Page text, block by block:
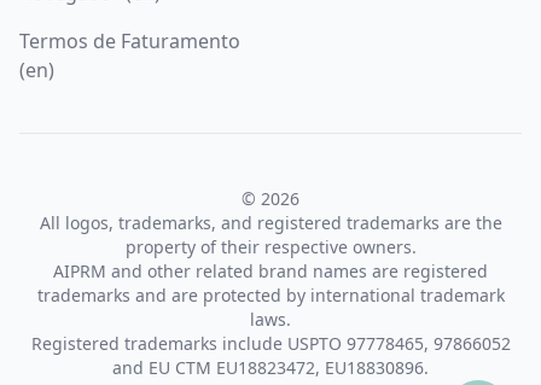
Termos de Faturamento
(en)
© 2026
All logos, trademarks, and registered trademarks are the
property of their respective owners.
AIPRM and other related brand names are registered
trademarks and are protected by international trademark
laws.
Registered trademarks include USPTO 97778465, 97866052
and EU CTM EU18823472, EU18830896.